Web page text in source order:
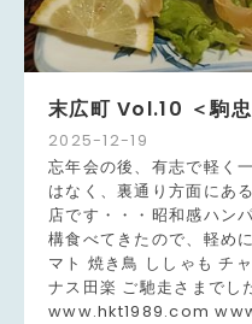
2025-12-19
末広町 Vol.10 ＜駒
忘年会の後、有志で軽く
はなく、裏通り方面にあ
店です・・・昭和感ハ
構食べてきたので、軽め
マト 焼き鳥 ししゃも チ
ナス田楽 ご馳走さまでし
www.hkt1989.com